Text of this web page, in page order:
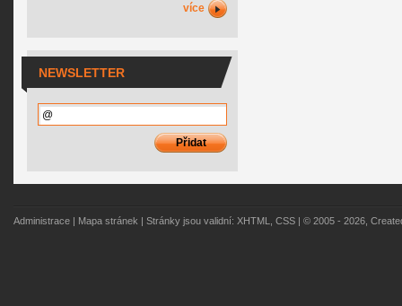
více
NEWSLETTER
Administrace Mapa stránek | Stránky jsou validní: XHTML, CSS | © 2005 - 2026,